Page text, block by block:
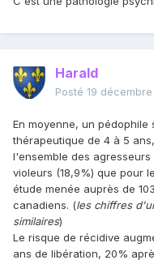
Harald
Posté 19
En moyenne, un
thérapeutique de 4 à 5
l'ensemble des
violeurs (18,9%) que pour
étude menée auprès de
canadiens. (les chiffres
similaires)
Le risque de récidive
ans de libération, 20%